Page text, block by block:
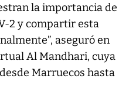
la importancia de
2 y compartir esta
aseguró en
Al Mandhari, cuya
Marruecos hasta